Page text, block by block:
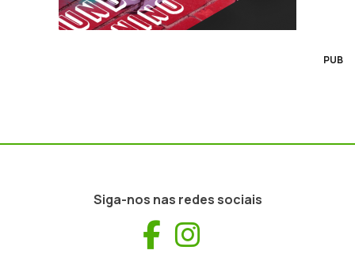
PUB
Siga-nos nas redes sociais
Facebook